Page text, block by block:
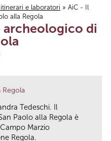
itinerari e laboratori » AiC - Il
alla Regola
archeologico di
Regola
Tedeschi. Il
Paolo alla Regola è
Marzio
Regola.